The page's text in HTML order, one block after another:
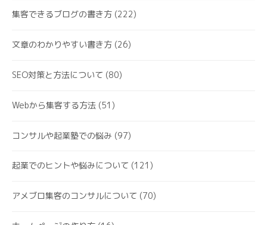
集客できるブログの書き方 (222)
文章のわかりやすい書き方 (26)
SEO対策と方法について (80)
Webから集客する方法 (51)
コンサルや起業塾での悩み (97)
起業でのヒントや悩みについて (121)
アメブロ集客のコンサルについて (70)